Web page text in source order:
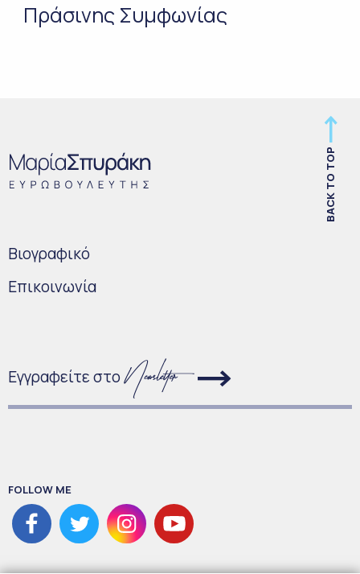
Πράσινης Συμφωνίας
BACK TO TOP
Bιογραφικό
Επικοινωνία
Εγγραφείτε στο
FOLLOW ME